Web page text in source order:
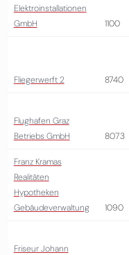
Elektroinstallationen
GmbH
1100
Fliegerwerft 2 8740
Flughafen Graz
Betriebs GmbH
8073
Franz Kramas
Realitäten
Hypotheken
Gebäudeverwaltung
1090
Friseur Johann